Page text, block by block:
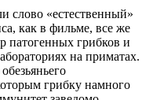
слово «естественный»
как в фильме, все же
патогенных грибков и
на приматах.
грибку намного